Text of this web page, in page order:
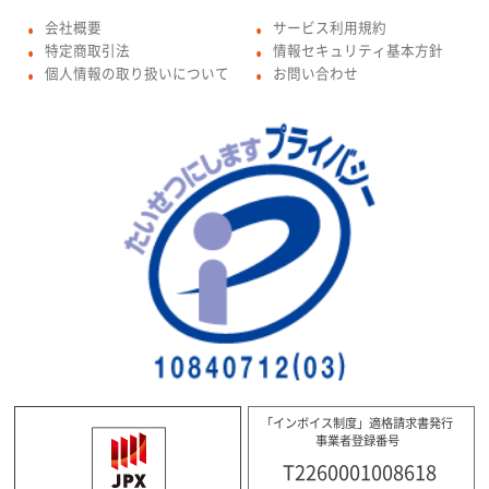
● 会社概要
● 特定商取引法
● 個人情報の取り扱いについて
● サービス利用規約
● 情報セキュリティ基本方針
● お問い合わせ
「インボイス制度」適格請求書発行
事業者登録番号
T2260001008618